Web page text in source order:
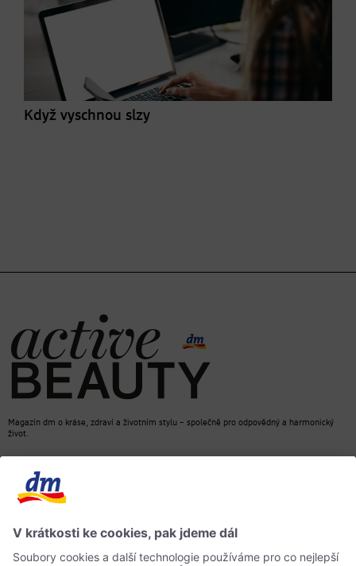
Když vyschnou slzy
Magazín dm o kráse, zdraví a životním stylu – společně pro odpovědný a harmonický
život.